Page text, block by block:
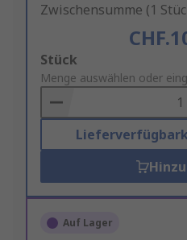
Zwischensumme (1
Add
to
Basket
Stück
Menge auswählen oder
Auf Lager